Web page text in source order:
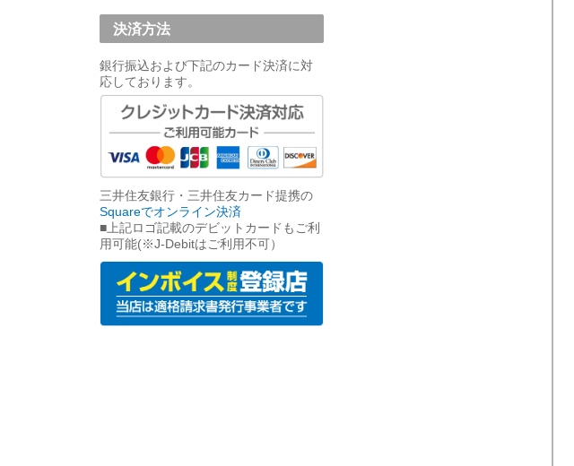
決済方法
銀行振込および下記のカード決済に対
応しております。
三井住友銀行・三井住友カード提携の
Squareでオンライン決済
■上記ロゴ記載のデビットカードもご利
用可能(※J-Debitはご利用不可）